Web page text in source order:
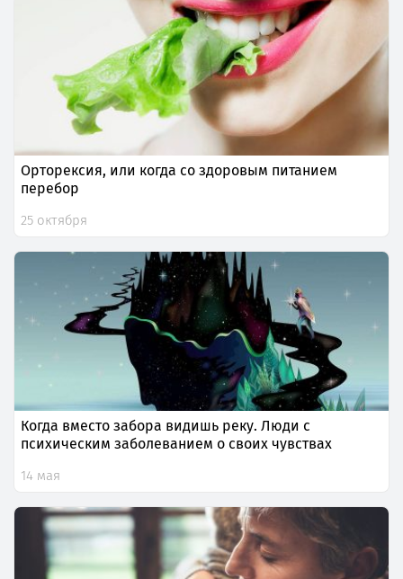
Орторексия, или когда со здоровым питанием
перебор
25 октября
Когда вместо забора видишь реку. Люди с
психическим заболеванием о своих чувствах
14 мая